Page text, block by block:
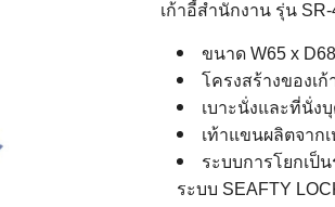
เก้าอี้สำนักงาน รุ่น SR-
ขนาด W65 x
โครงสร้างของเ
เบาะนั่งและที่นั่ง
เท้าแขนผลิตจาก
ระบบการโยกเป็
ระบบ SEAFTY